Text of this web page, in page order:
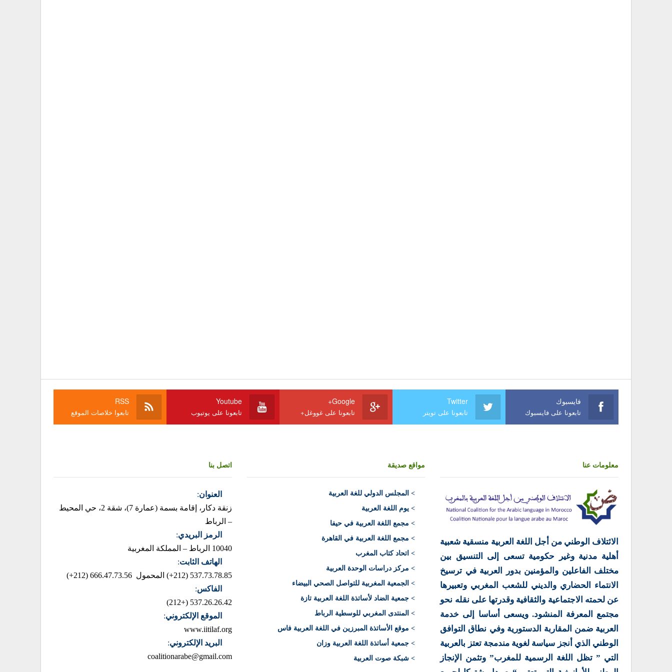
فايسبوك
تابعونا على فايسبوك
Twitter
تابعونا على تويتر
Google+
تابعونا على غووغل+
Youtube
تابعونا على يوتيوب
RSS
تابعوا خلاصات الموقع
معلومات عنا
الائتلاف الوطني من أجل اللغة العربية منسقية شعبية
أهلية مدنية وغير حكومية تسعى إلى التنسيق بين
مختلف الفاعلين والمؤمنين بدور العربية في ترسيخ
الانتماء الحضاري والديني للشعب المغربي وتعبيرها
عن لحمته الاجتماعية والثقافية وقدرتها على نقله نحو
مجتمع المعرفة المنشود. ويسعى أساسا إلى خدمة
العربية ضمن المقاربة الدستورية وفي نطاق التوافق
الوطني الذي أنجز سياسة لغوية مندمجة تعتز بالعربية
التي ” تظل اللغة الرسمية للمغرب” وتثمن الإنجاز
مواقع صديقة
> المجلس الدولي للغة العربية
> يوم اللغة العربية
> مجمع اللغة العربية في حيفا
> مجمع اللغة العربية في القاهرة
> اتحاد كتاب المغرب
> مركز دراسات الوحدة العربية
> الجمعية المغربية للتواصل الصحي البيضاء
> جمعية الضاد لأساتذة اللغة العربية تازة
> المنتدى المغربي للوسطية الرباط
> موقع الأساتذة المبرزين في اللغة العربية فاس
> جمعية أساتذة اللغة العربية وزان
> شبكة صوت العربية
اتصل بنا
العنوان:
زنقة دكار، إقامة بسمة (عمارة 7)، شقة 2، حي المحيط
– الرباط
الرمز البريدي:
10040 الرباط – المملكة المغربية
الهاتف الثابت:
537.73.78.85 (212+)
المحمول 666.47.73.56 (212+)
الفاكس:
537.26.26.42 (+212)
الموقع الإلكتروني:
www.iitilaf.org
البريد الإلكتروني:
coalitionarabe@gmail.com